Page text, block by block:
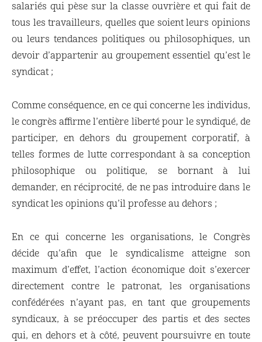
salariés qui pèse sur la classe ouvrière et qui fait de
tous les travailleurs, quelles que soient leurs opinions
ou leurs tendances politiques ou philosophiques, un
devoir d’appartenir au groupement essentiel qu’est le
syndicat ;
Comme conséquence, en ce qui concerne les individus,
le congrès affirme l’entière liberté pour le syndiqué, de
participer, en dehors du groupement corporatif, à
telles formes de lutte correspondant à sa conception
philosophique ou politique, se bornant à lui
demander, en réciprocité, de ne pas introduire dans le
syndicat les opinions qu’il professe au dehors ;
En ce qui concerne les organisations, le Congrès
décide qu’afin que le syndicalisme atteigne son
maximum d’effet, l’action économique doit s’exercer
directement contre le patronat, les organisations
confédérées n’ayant pas, en tant que groupements
syndicaux, à se préoccuper des partis et des sectes
qui, en dehors et à côté, peuvent poursuivre en toute